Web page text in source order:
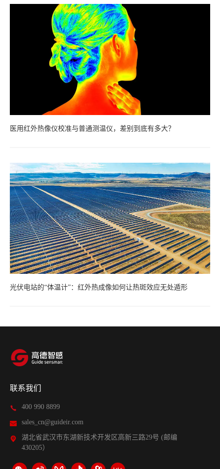
医用红外热像仪校准与普通测温仪，差别到底有多大？
光伏电站的“体温计”：红外热成像如何让热斑效应无处遁形
联系我们
400 990 8899
sales_cn@guideir.com
湖北省武汉市东湖新技术开发区高新三路29号 (邮编
430205）